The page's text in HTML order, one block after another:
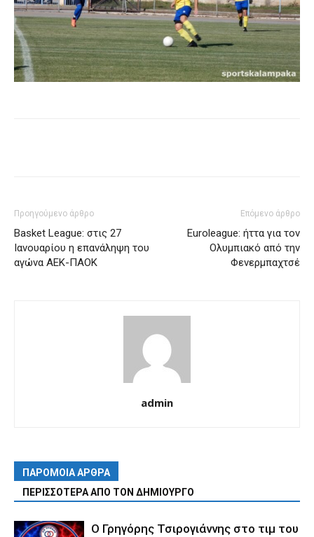
Προηγούμενο άρθρο
Basket League: στις 27
Ιανουαρίου η επανάληψη του
αγώνα ΑΕΚ-ΠΑΟΚ
Επόμενο άρθρο
Euroleague: ήττα για τον
Ολυμπιακό από την
Φενερμπαχτσέ
admin
ΠΑΡΟΜΟΙΑ ΑΡΘΡΑ
ΠΕΡΙΣΣΟΤΕΡΑ ΑΠΟ ΤΟΝ ΔΗΜΙΟΥΡΓΟ
Ο Γρηγόρης Τσιρογιάννης στο τιμ του